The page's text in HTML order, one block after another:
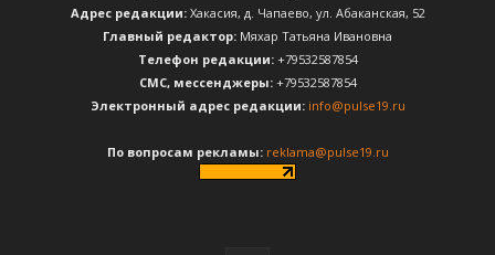
Адрес редакции:Хакасия, д. Чапаево, ул. Абаканская, 52
Главный редактор: Мяхар Татьяна Ивановна
Телефон редакции:+79532587854
CМС, мессенджеры:+79532587854
Электронный адрес редакции: info@pulse19.ru
По вопросам рекламы: reklama@pulse19.ru